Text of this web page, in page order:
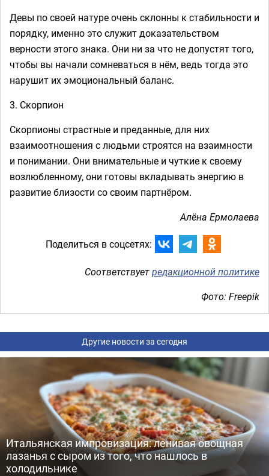
Девы по своей натуре очень склонны к стабильности и
порядку, именно это служит доказательством
верности этого знака. Они ни за что не допустят того,
чтобы вы начали сомневаться в нём, ведь тогда это
нарушит их эмоциональный баланс.
3. Скорпион
Скорпионы страстные и преданные, для них
взаимоотношения с людьми строятся на взаимности
и понимании. Они внимательные и чуткие к своему
возлюбленному, они готовы вкладывать энергию в
развитие близости со своим партнёром.
Алёна Ермолаева
Поделиться в соцсетях:
Соответствуетредакционной политике
Фото: Freepik
Другие новости за сегодня
Итальянская импровизация: ленивая овощная
лазанья с сыром из того, что нашлось в
холодильнике